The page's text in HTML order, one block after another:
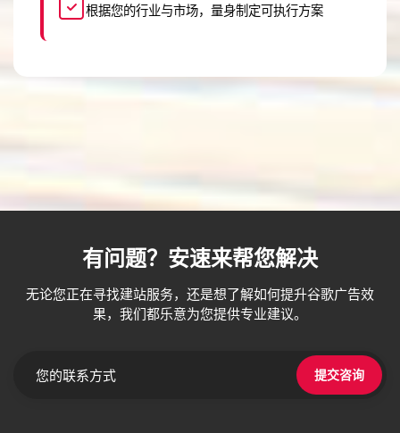
根据您的行业与市场，量身制定可执行方案
有问题？安速来帮您解决
无论您正在寻找建站服务，还是想了解如何提升谷歌广告效
果，我们都乐意为您提供专业建议。
提交咨询